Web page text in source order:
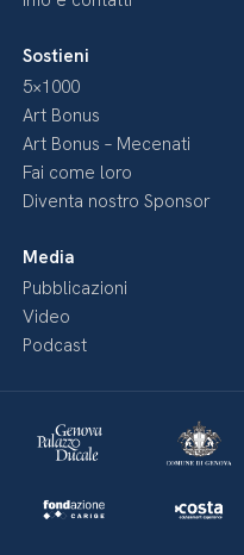
Sostieni
5×1000
Art Bonus
Art Bonus – Mecenati
Fai come loro
Diventa nostro Sponsor
Media
Pubblicazioni
Video
Podcast